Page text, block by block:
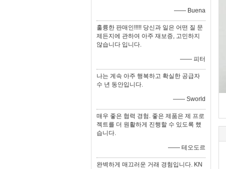
—— Buena
훌륭한 판매인!!!!! 당신과 일은 어떤 질 문
제든지에 관하여 아주 재보증, 고민하지
않습니다 입니다.
—— 피터
나는 계속 아주 행복하고 확실한 공급자
수 년 동안입니다.
—— Sworld
매우 좋은 협력 경험. 좋은 제품은 제 프로
젝트를 더 원활하게 진행할 수 있도록 했
습니다.
—— 테오도르
완벽하게 매끄러운 거래 경험입니다. KN